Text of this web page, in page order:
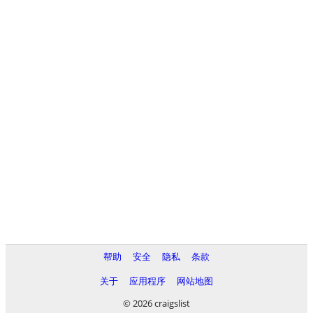
帮助 安全 隐私
条款
关于
应用程序
网站地图
© 2026 craigslist